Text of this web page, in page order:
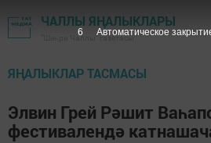
ЧАЛЛЫ ЯҢАЛЫКЛАРЫ
"Шәһри Чаллы" газетасы
ЯҢАЛЫКЛАР ТАСМАСЫ
Элвин Грей Рәшит
фестивалендә
5 Автоматическое